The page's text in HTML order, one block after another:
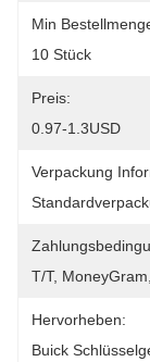
Min
10 Stück
Preis:
0.97-1.3USD
Verpackung
T/T,
Hervorheben:
Buick